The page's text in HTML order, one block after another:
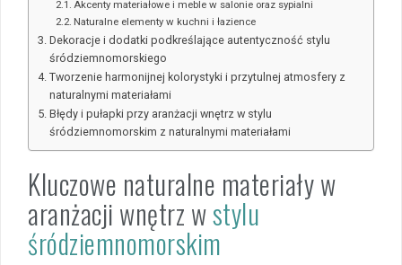
Akcenty materiałowe i meble w salonie oraz sypialni
Naturalne elementy w kuchni i łazience
Dekoracje i dodatki podkreślające autentyczność stylu
śródziemnomorskiego
Tworzenie harmonijnej kolorystyki i przytulnej atmosfery z
naturalnymi materiałami
Błędy i pułapki przy aranżacji wnętrz w stylu
śródziemnomorskim z naturalnymi materiałami
Kluczowe naturalne materiały w
aranżacji wnętrz wstylu
śródziemnomorskim